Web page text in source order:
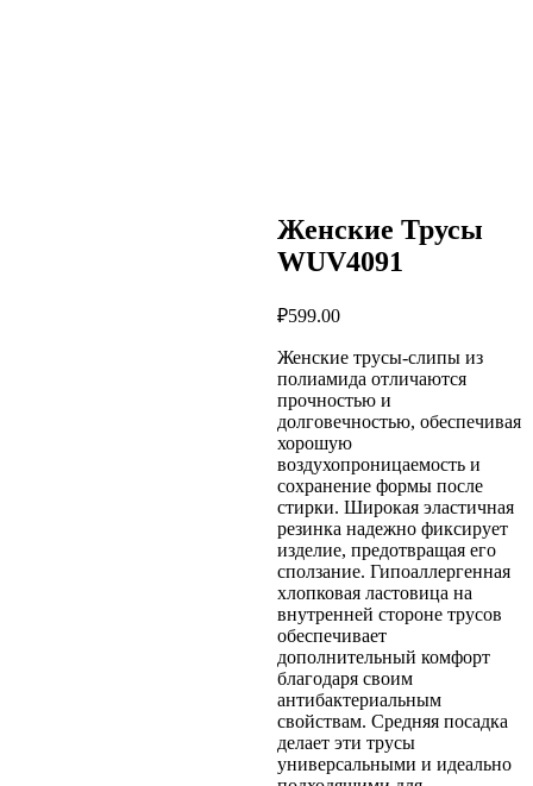
Женские Трусы
WUV4091
₽599.00
Женские трусы-слипы из
полиамида отличаются
прочностью и
долговечностью, обеспечивая
хорошую
воздухопроницаемость и
сохранение формы после
стирки. Широкая эластичная
резинка надежно фиксирует
изделие, предотвращая его
сползание. Гипоаллергенная
хлопковая ластовица на
внутренней стороне трусов
обеспечивает
дополнительный комфорт
благодаря своим
антибактериальным
свойствам. Средняя посадка
делает эти трусы
универсальными и идеально